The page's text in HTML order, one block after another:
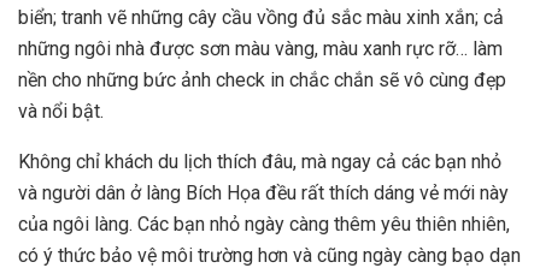
biển; tranh vẽ những cây cầu vồng đủ sắc màu xinh xắn; cả
những ngôi nhà được sơn màu vàng, màu xanh rực rỡ… làm
nền cho những bức ảnh check in chắc chắn sẽ vô cùng đẹp
và nổi bật.
Không chỉ khách du lịch thích đâu, mà ngay cả các bạn nhỏ
và người dân ở làng Bích Họa đều rất thích dáng vẻ mới này
của ngôi làng. Các bạn nhỏ ngày càng thêm yêu thiên nhiên,
có ý thức bảo vệ môi trường hơn và cũng ngày càng bạo dạn